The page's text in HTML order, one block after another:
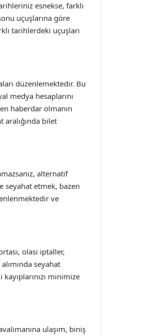
esnekse, farklı
uçuşlarına göre
tarihlerdeki uçuşları
düzenlemektedir. Bu
medya hesaplarını
haberdar olmanın
aralığında bilet
alternatif
seyahat etmek, bazen
ve
olası iptaller,
seyahat
minimize
ulaşım, biniş